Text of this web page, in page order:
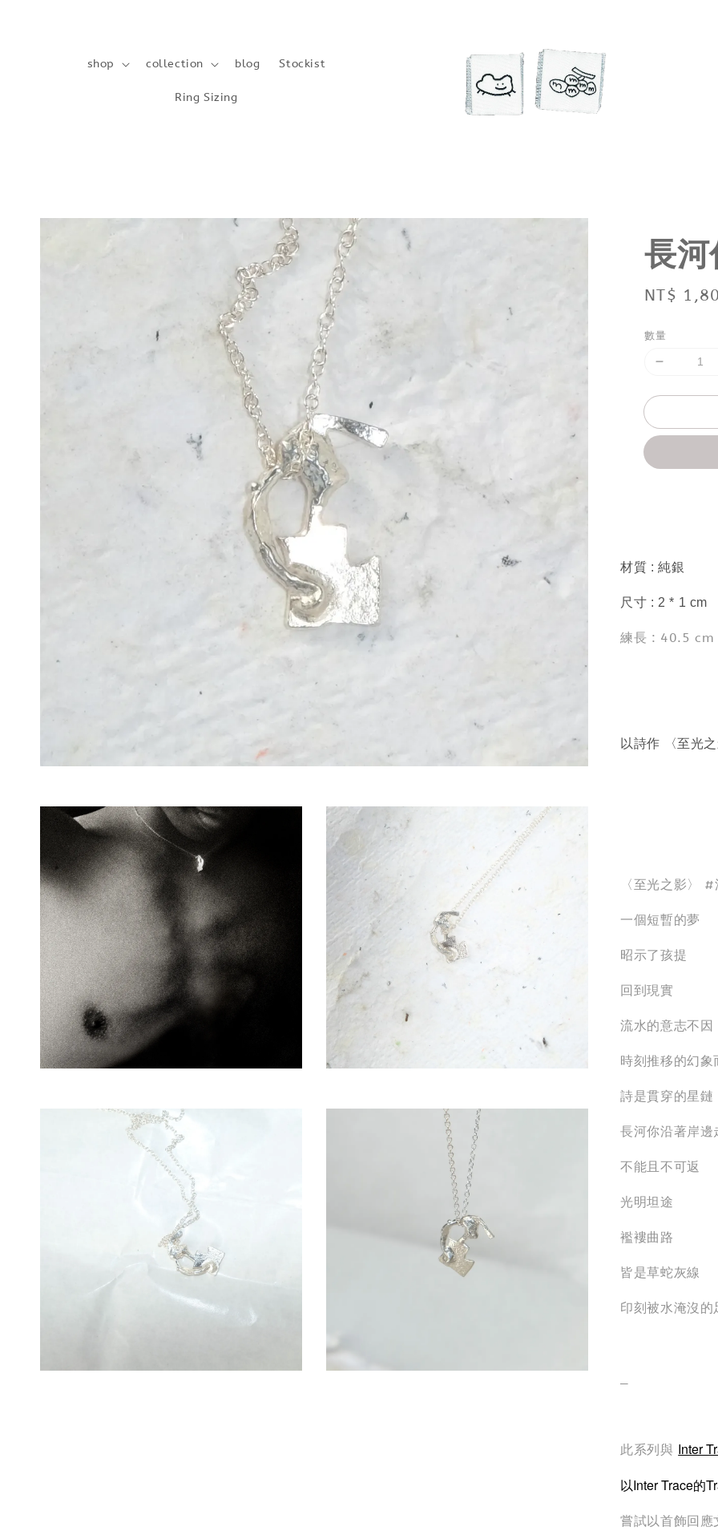
shop collection blog Stockist
Ring Sizing
長河
Regular
NT$
數量
材質 : 純銀
尺寸 : 2 * 1 cm
練長 : 40.5 cm
以詩作 〈至光
〈至光之影〉 #
一個短暫的夢
昭示了孩提
回到現實
流水的意志不因
時刻推移的幻象
詩是貫穿的星鏈
長河你沿著岸邊
不能且不可返
光明坦途
襤褸曲路
皆是草蛇灰線
印刻被水淹沒的
此系列與 Inter
以Inter Trace的
嘗試以首飾回應